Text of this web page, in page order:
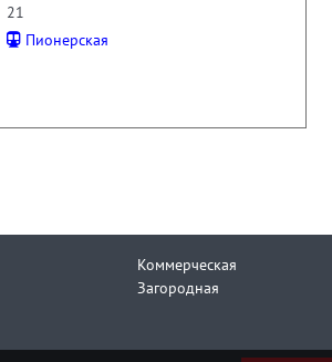
21
Пионерская
Коммерческая
Загородная